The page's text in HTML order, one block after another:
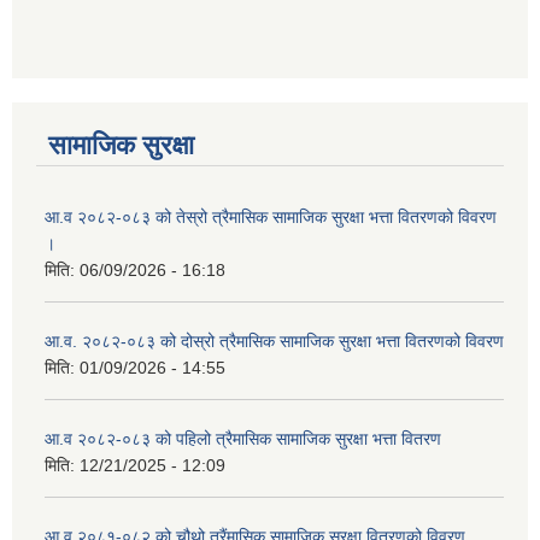
सामाजिक सुरक्षा
आ.व २०८२-०८३ को तेस्रो त्रैमासिक सामाजिक सुरक्षा भत्ता वितरणको विवरण
।
मिति: 06/09/2026 - 16:18
आ.व. २०८२-०८३ को दोस्रो त्रैमासिक सामाजिक सुरक्षा भत्ता वितरणको विवरण
मिति: 01/09/2026 - 14:55
आ.व २०८२-०८३ को पहिलो त्रैमासिक सामाजिक सुरक्षा भत्ता वितरण
मिति: 12/21/2025 - 12:09